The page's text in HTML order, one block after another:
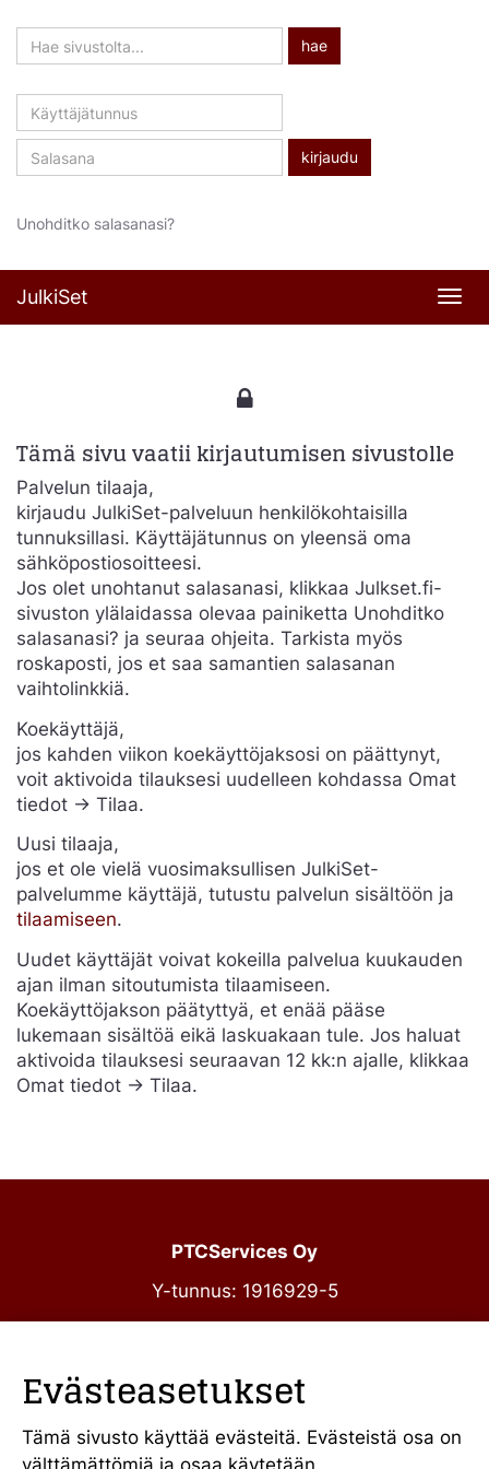
Hae
sivustolta
hae
Käyttäjätunnus
Salasana
Unohditko salasanasi?
JulkiSet
Tämä sivu vaatii kirjautumisen sivustolle
Palvelun tilaaja,
kirjaudu JulkiSet-palveluun henkilökohtaisilla
tunnuksillasi. Käyttäjätunnus on yleensä oma
sähköpostiosoitteesi.
Jos olet unohtanut salasanasi, klikkaa Julkset.fi-
sivuston ylälaidassa olevaa painiketta Unohditko
salasanasi? ja seuraa ohjeita. Tarkista myös
roskaposti, jos et saa samantien salasanan
vaihtolinkkiä.
Koekäyttäjä,
jos kahden viikon koekäyttöjaksosi on päättynyt,
voit aktivoida tilauksesi uudelleen kohdassa Omat
tiedot -> Tilaa.
Uusi tilaaja,
jos et ole vielä vuosimaksullisen JulkiSet-
palvelumme käyttäjä, tutustu palvelun sisältöön ja
tilaamiseen.
Uudet käyttäjät voivat kokeilla palvelua kuukauden
ajan ilman sitoutumista tilaamiseen.
Koekäyttöjakson päätyttyä, et enää pääse
lukemaan sisältöä eikä laskuakaan tule. Jos haluat
aktivoida tilauksesi seuraavan 12 kk:n ajalle, klikkaa
Omat tiedot -> Tilaa.
PTCServices Oy
Y-tunnus: 1916929-5
julkiset@ptcs.fi
Vaihde 010 34 19 700
Evästeasetukset
Tämä sivusto käyttää evästeitä. Evästeistä osa on
välttämättömiä ja osaa käytetään